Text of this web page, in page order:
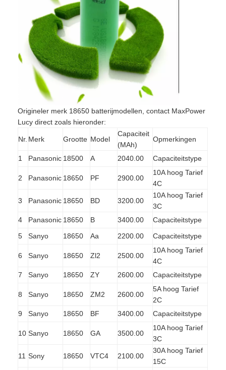
NiMH oplaadbare batterijen
NiCd-oplaadbare batterijen
LCD Battery Charger
NiMH accu 's
NiCd accu packs
Lithium ion accu 's
Oplaadbare Staafla batterij
noodverlichtingbatterij
Origineler merk 18650 batterijmodellen, contact MaxPower
Lucy direct zoals hieronder:
Nr. Merk Grootte Model
Capaciteit
(MAh)
Opmerkingen
1 Panasonic 18500 A 2040.00 Capaciteitstype
2 Panasonic 18650 PF 2900.00
10A hoog Tarief
4C
3 Panasonic 18650 BD 3200.00
10A hoog Tarief
3C
4
Panasonic 18650 B 3400.00
Capaciteitstype
5
Sanyo 18650 Aa 2200.00 Capaciteitstype
6 Sanyo 18650 Zl2 2500.00
10A hoog Tarief
4C
7
Sanyo 18650 ZY 2600.00 Capaciteitstype
8 Sanyo 18650 ZM2 2600.00
5A hoog Tarief
2C
9
Sanyo 18650 BF 3400.00 Capaciteitstype
10 Sanyo 18650 GA 3500.00
10A hoog Tarief
3C
11 Sony 18650 VTC4 2100.00
30A hoog Tarief
15C